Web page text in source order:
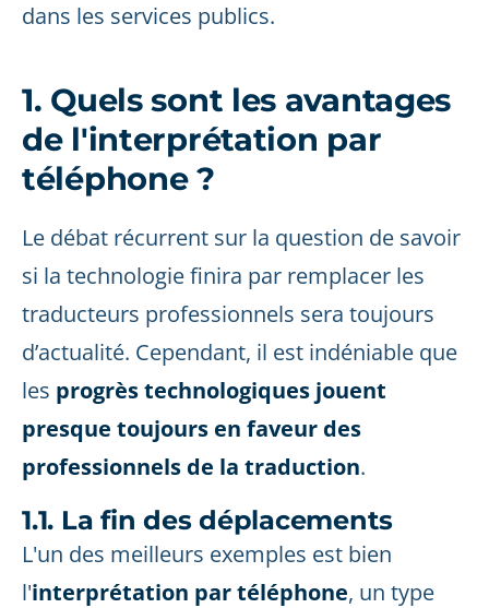
dans les services publics.
1. Quels sont les avantages
de l'interprétation par
téléphone ?
Le débat récurrent sur la question de savoir
si la technologie finira par remplacer les
traducteurs professionnels sera toujours
d’actualité. Cependant, il est indéniable que
les progrès technologiques jouent
presque toujours en faveur des
professionnels de la traduction.
1.1. La fin des déplacements
L'un des meilleurs exemples est bien
l'interprétation par téléphone, un type